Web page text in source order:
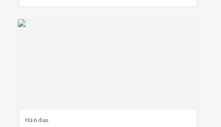
Há 6 dias